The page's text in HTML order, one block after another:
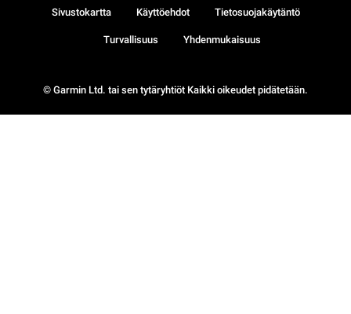
© Garmin Ltd. tai sen tytäryhtiöt Kaikki oikeudet pidätetään.
Sivustokartta Käyttöehdot Tietosuojakäytäntö
Turvallisuus Yhdenmukaisuus